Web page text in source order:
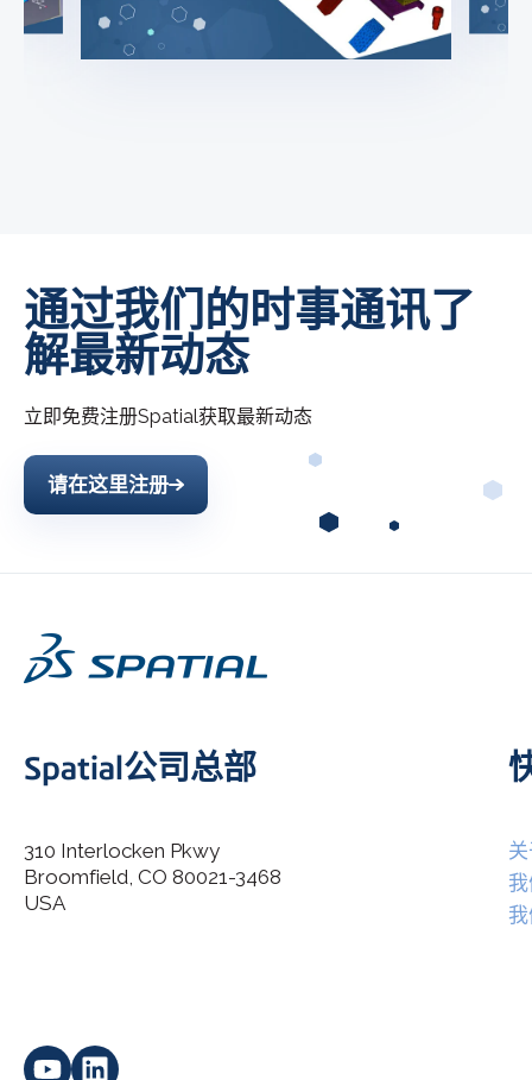
通过我们的时事通讯了
解最新动态
立即免费注册Spatial获取最新动态
I agree to allow Spatial Corp to store and process my
请在这里注册
Spatial公司总部
310 Interlocken Pkwy
Broomfield, CO 80021-3468
USA